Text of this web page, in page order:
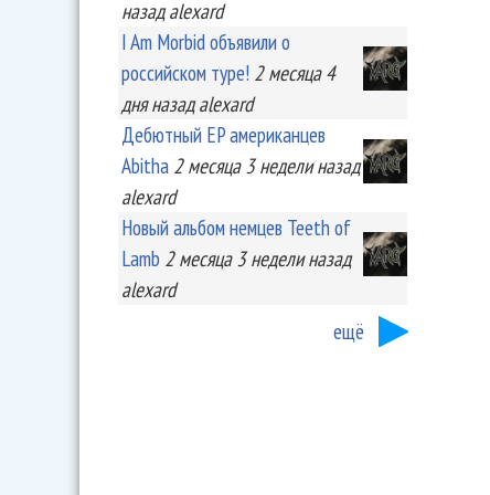
назад alexard
I Am Morbid объявили о
российском туре! 2 месяца 4
дняназад alexard
Дебютный EP американцев
Abitha 2 месяца 3 неделиназад
alexard
Новый альбом немцев Teeth of
Lamb 2 месяца 3 неделиназад
alexard
ещё